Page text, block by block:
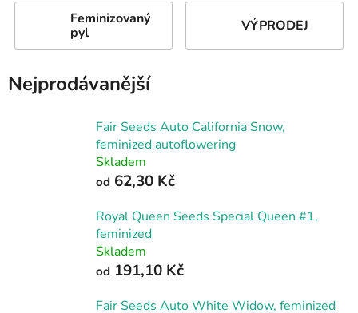
Feminizovaný
pyl
VÝPRODEJ
Nejprodávanější
Fair Seeds Auto California Snow,
feminized autoflowering
Skladem
od 62,30 Kč
Royal Queen Seeds Special Queen #1,
feminized
Skladem
od 191,10 Kč
Fair Seeds Auto White Widow, feminized